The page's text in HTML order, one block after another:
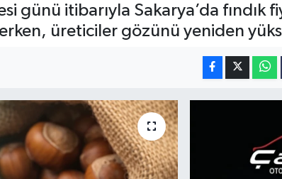
günü itibarıyla Sakarya’da fındık
üreticiler gözünü yeniden